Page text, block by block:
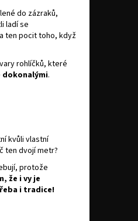
do zázraků,
ladí se
ten pocit toho, když
rohlíčků, které
dokonalými.
kvůli vlastní
ten dvojí metr?
protože
že i vy je
i tradice!